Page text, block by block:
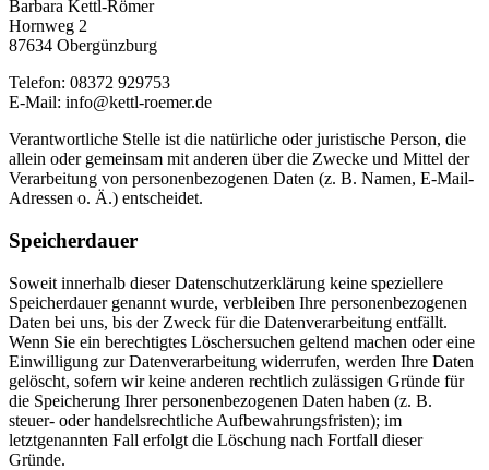
Barbara Kettl-Römer
Hornweg 2
87634 Obergünzburg
Telefon: 08372 929753
E-Mail: info@kettl-roemer.de
Verantwortliche Stelle ist die natürliche oder juristische Person, die
allein oder gemeinsam mit anderen über die Zwecke und Mittel der
Verarbeitung von personenbezogenen Daten (z. B. Namen, E-Mail-
Adressen o. Ä.) entscheidet.
Speicherdauer
Soweit innerhalb dieser Datenschutzerklärung keine speziellere
Speicherdauer genannt wurde, verbleiben Ihre personenbezogenen
Daten bei uns, bis der Zweck für die Datenverarbeitung entfällt.
Wenn Sie ein berechtigtes Löschersuchen geltend machen oder eine
Einwilligung zur Datenverarbeitung widerrufen, werden Ihre Daten
gelöscht, sofern wir keine anderen rechtlich zulässigen Gründe für
die Speicherung Ihrer personenbezogenen Daten haben (z. B.
steuer- oder handelsrechtliche Aufbewahrungsfristen); im
letztgenannten Fall erfolgt die Löschung nach Fortfall dieser
Gründe.